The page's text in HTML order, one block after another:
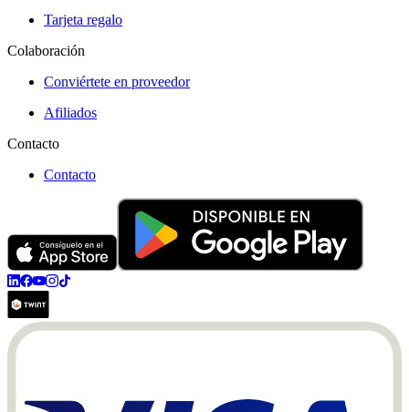
Tarjeta regalo
Colaboración
Conviértete en proveedor
Afiliados
Contacto
Contacto